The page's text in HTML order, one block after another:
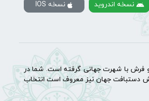
نسخه اندروید نسخه IOS
فرش با شهرت جهانی گرفته است. شما در
دستبافت جهان نیز معروف است انتخاب